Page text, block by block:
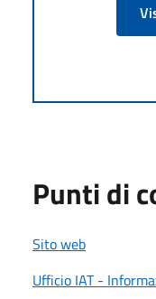
Punti di
Sito web
Ufficio IAT -